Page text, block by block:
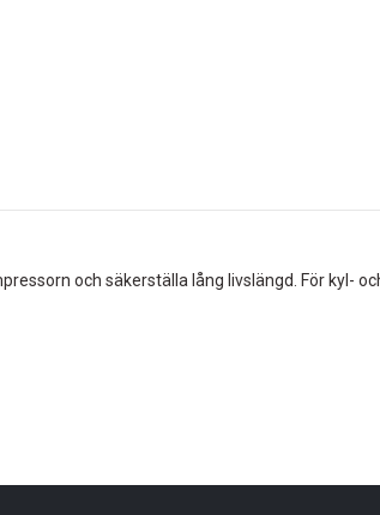
och säkerställa lång livslängd. För kyl-